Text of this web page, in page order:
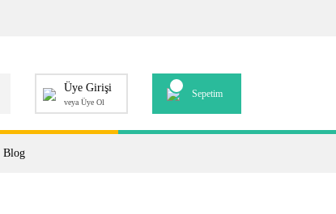
Üye Girişi
veya Üye Ol
Sepetim
Blog